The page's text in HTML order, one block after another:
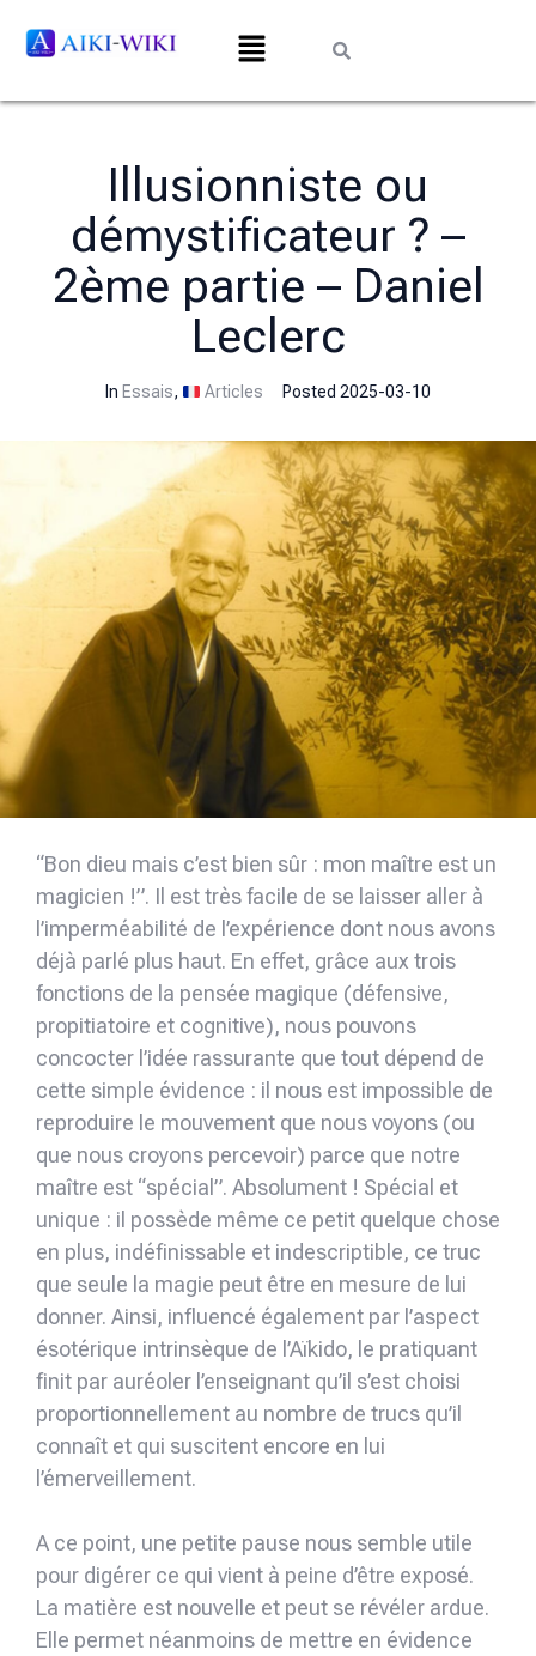
Illusionniste ou
démystificateur ? –
2ème partie – Daniel
Leclerc
In Essais, Articles Posted 2025-03-10
“Bon dieu mais c’est bien sûr : mon maître est un
magicien !”. Il est très facile de se laisser aller à
l’imperméabilité de l’expérience dont nous avons
déjà parlé plus haut. En effet, grâce aux trois
fonctions de la pensée magique (défensive,
propitiatoire et cognitive), nous pouvons
concocter l’idée rassurante que tout dépend de
cette simple évidence : il nous est impossible de
reproduire le mouvement que nous voyons (ou
que nous croyons percevoir) parce que notre
maître est “spécial”. Absolument ! Spécial et
unique : il possède même ce petit quelque chose
en plus, indéfinissable et indescriptible, ce truc
que seule la magie peut être en mesure de lui
donner. Ainsi, influencé également par l’aspect
ésotérique intrinsèque de l’Aïkido, le pratiquant
finit par auréoler l’enseignant qu’il s’est choisi
proportionnellement au nombre de trucs qu’il
connaît et qui suscitent encore en lui
l’émerveillement.
A ce point, une petite pause nous semble utile
pour digérer ce qui vient à peine d’être exposé.
La matière est nouvelle et peut se révéler ardue.
Elle permet néanmoins de mettre en évidence